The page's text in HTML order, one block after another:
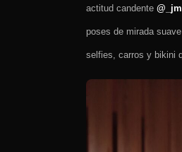
actitud candente
poses de mirada
selfies, carros y bikini